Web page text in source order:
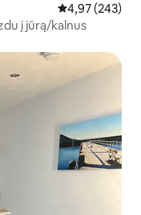
Vidutinis
4,97 (243)
į jūrą/kalnus